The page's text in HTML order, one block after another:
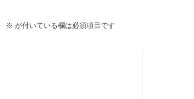
※ が付いている欄は必須項目です